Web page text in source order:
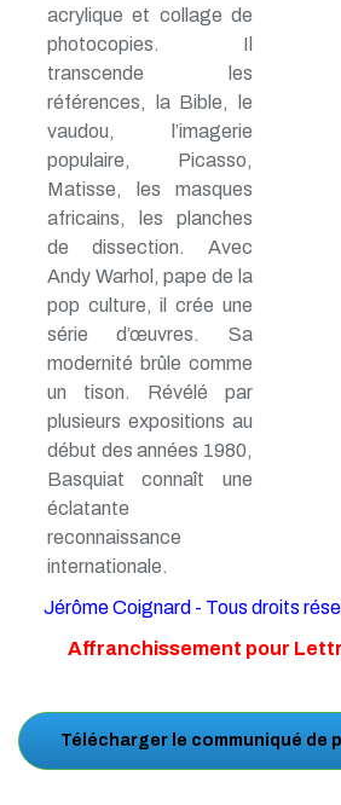
acrylique et collage de
photocopies. Il
transcende les
références, la Bible, le
vaudou, l’imagerie
populaire, Picasso,
Matisse, les masques
africains, les planches
de dissection. Avec
Andy Warhol, pape de la
pop culture, il crée une
série d’œuvres. Sa
modernité brûle comme
un tison. Révélé par
plusieurs expositions au
début des années 1980,
Basquiat connaît une
éclatante
reconnaissance
internationale.
Jérôme Coignard - Tous droits
Affranchissement pour
Télécharger le communiqué de